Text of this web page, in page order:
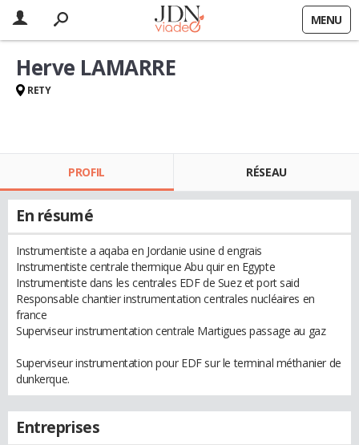
MENU
Herve LAMARRE
RETY
PROFIL RÉSEAU
En résumé
Instrumentiste a aqaba en Jordanie usine d engrais
Instrumentiste centrale thermique Abu quir en Egypte
Instrumentiste dans les centrales EDF de Suez et port said
Responsable chantier instrumentation centrales nucléaires en
france
Superviseur instrumentation centrale Martigues passage au gaz
Superviseur instrumentation pour EDF sur le terminal méthanier de
dunkerque.
Entreprises